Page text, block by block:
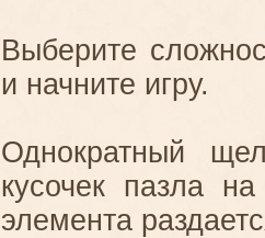
Выберите
и начните игру.
Однократный
кусочек пазла
элемента